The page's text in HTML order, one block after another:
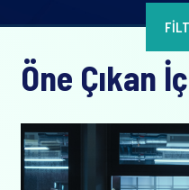
Öne Çıkan